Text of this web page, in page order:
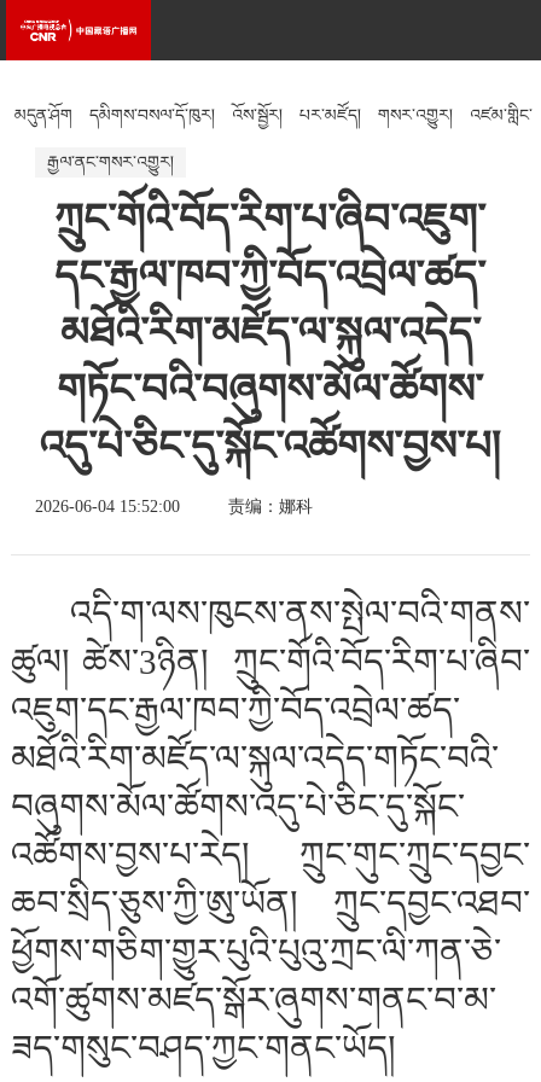
མདུན་ཤོག དམིགས་བསལ་དོ་ཁུར། འོས་སྦྱོར། པར་མཛོད། གསར་འགྱུར། འཛམ་གླིང་
སྐར་ཁུངས།
རྒྱལ་ནང་གསར་འགྱུར།
ཀྲུང་གོའི་བོད་རིག་པ་ཞིབ་འཇུག་
དང་རྒྱལ་ཁབ་ཀྱི་བོད་འབྲེལ་ཚད་
མཐོའི་རིག་མཛོད་ལ་སྐུལ་འདེད་
གཏོང་བའི་བཞུགས་མོལ་ཚོགས་
འདུ་པེ་ཅིང་དུ་སྐོང་འཚོགས་བྱས་པ།
2026-06-04 15:52:00 责编：娜科
འདི་ག་ལས་ཁུངས་ནས་སྤེལ་བའི་གནས་
ཚུལ། ཚེས་3ཉིན། ཀྲུང་གོའི་བོད་རིག་པ་ཞིབ་
འཇུག་དང་རྒྱལ་ཁབ་ཀྱི་བོད་འབྲེལ་ཚད་
མཐོའི་རིག་མཛོད་ལ་སྐུལ་འདེད་གཏོང་བའི་
བཞུགས་མོལ་ཚོགས་འདུ་པེ་ཅིང་དུ་སྐོང་
འཚོགས་བྱས་པ་རེད། ཀྲུང་གུང་ཀྲུང་དབྱང་
ཆབ་སྲིད་ཅུས་ཀྱི་ཨུ་ཡོན། ཀྲུང་དབྱང་འཐབ་
ཕྱོགས་གཅིག་གྱུར་པུའི་པུའུ་ཀྲང་ལི་ཀན་ཅེ་
འགོ་ཚུགས་མཛད་སྒོར་ཞུགས་གནང་བ་མ་
ཟད་གསུང་བཤད་ཀྱང་གནང་ཡོད།